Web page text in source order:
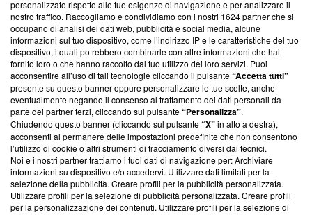
Questa sezione offre informazioni trasparenti su Blasting
News, sui nostri processi editoriali e su come ci impegniamo a
creare news di qualità. Inoltre, afferma la nostra aderenza a
‘Trust Project - News with Integrity’Blasting News non è
ancora membro del programma, ma ha richiesto di farne
parte; Trust Project non ha ancora effettuato una verifica di
conformità agli standard.
Su di noi
Team editoriale
Corporate
Redazione
personalizzato rispetto alle tue esigenze di navigazione e per analizzare il
nostro traffico. Raccogliamo e condividiamo con i nostri 1624partner che si
occupano di analisi dei dati web, pubblicità e social media, alcune
informazioni sul tuo dispositivo, come l’indirizzo IP e le caratteristiche del tuo
dispositivo, i quali potrebbero combinarle con altre informazioni che hai
fornito loro o che hanno raccolto dal tuo utilizzo dei loro servizi. Puoi
acconsentire all’uso di tali tecnologie cliccando il pulsante“Accetta tutti”
presente su questo banner oppure personalizzare le tue scelte, anche
eventualmente negando il consenso al trattamento dei dati personali da
parte dei partner terzi, cliccando sul pulsante“Personalizza”.
Chiudendo questo banner (cliccando sul pulsante“X”in alto a destra),
acconsenti al permanere delle impostazioni predefinite che non consentono
l’utilizzo di cookie o altri strumenti di tracciamento diversi dai tecnici.
Noi e i nostri partner trattiamo i tuoi dati di navigazione per: Archiviare
informazioni su dispositivo e/o accedervi. Utilizzare dati limitati per la
selezione della pubblicità. Creare profili per la pubblicità personalizzata.
Utilizzare profili per la selezione di pubblicità personalizzata. Creare profili
per la personalizzazione dei contenuti. Utilizzare profili per la selezione di